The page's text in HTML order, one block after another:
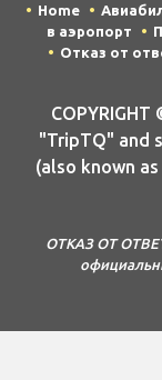
Home
в аэропорт
Отказ от
"TripTQ" and
(also known
ОТКАЗ ОТ